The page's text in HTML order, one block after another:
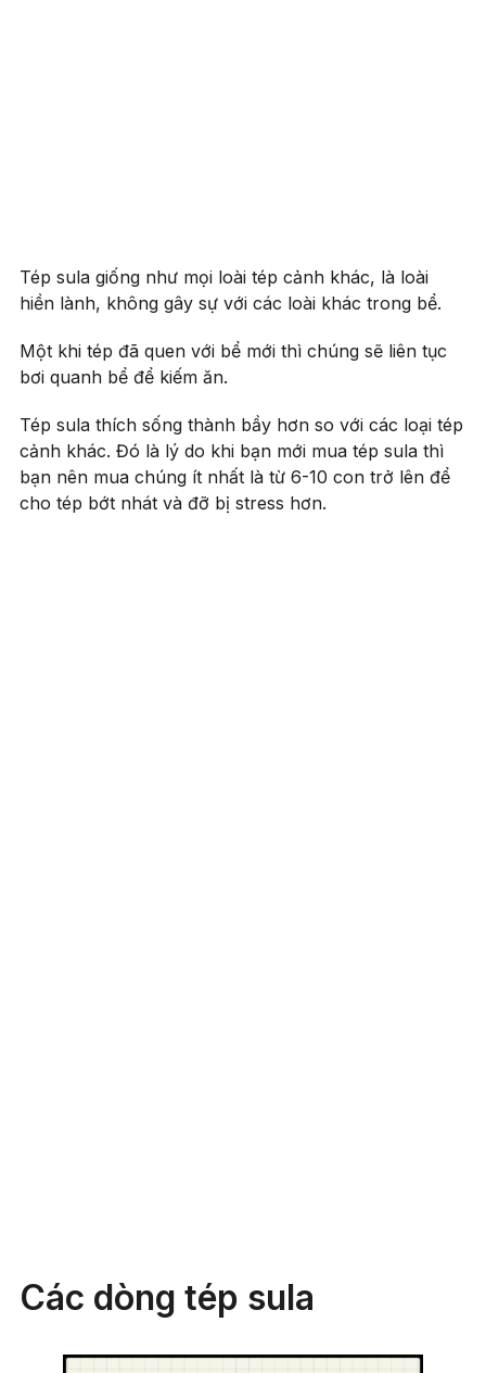
Tép sula giống như mọi loài tép cảnh khác, là loài
hiền lành, không gây sự với các loài khác trong bể.
Một khi tép đã quen với bể mới thì chúng sẽ liên tục
bơi quanh bể để kiếm ăn.
Tép sula thích sống thành bầy hơn so với các loại tép
cảnh khác. Đó là lý do khi bạn mới mua tép sula thì
bạn nên mua chúng ít nhất là từ 6-10 con trở lên để
cho tép bớt nhát và đỡ bị stress hơn.
Các dòng tép sula